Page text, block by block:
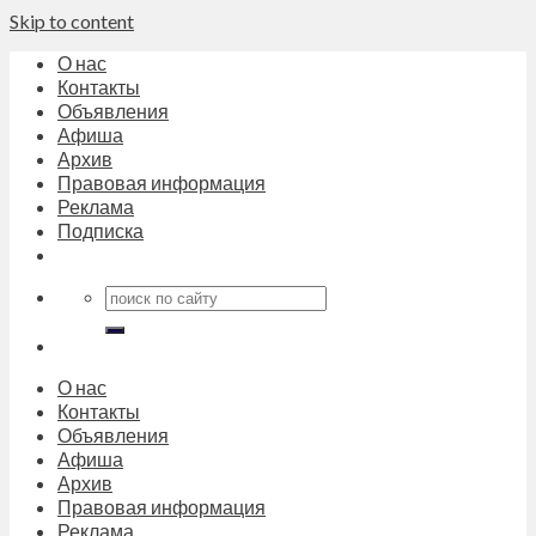
Skip to content
О нас
Контакты
Объявления
Афиша
Архив
Правовая информация
Реклама
Подписка
О нас
Контакты
Объявления
Афиша
Архив
Правовая информация
Реклама